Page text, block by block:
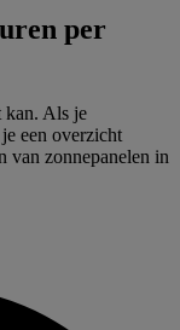
per
kan. Als je
een overzicht
van zonnepanelen in